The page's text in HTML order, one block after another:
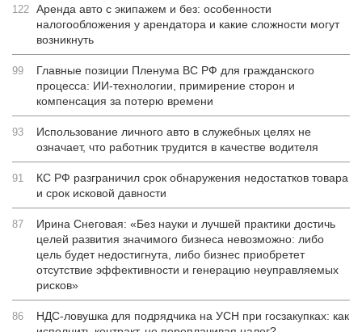
122 Аренда авто с экипажем и без: особенности
налогообложения у арендатора и какие сложности могут
возникнуть
99
Главные позиции Пленума ВС РФ для гражданского
процесса: ИИ-технологии, примирение сторон и
компенсация за потерю времени
93
Использование личного авто в служебных целях не
означает, что работник трудится в качестве водителя
91
КС РФ разграничил срок обнаружения недостатков товара
и срок исковой давности
87
Ирина Снеговая: «Без науки и лучшей практики достичь
целей развития значимого бизнеса невозможно: либо
цель будет недостигнута, либо бизнес приобретет
отсутствие эффективности и генерацию неуправляемых
рисков»
86
НДС-ловушка для подрядчика на УСН при госзакупках: как